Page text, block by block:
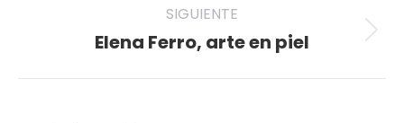
SIGUIENTE
Publicación
Elena Ferro, arte en piel